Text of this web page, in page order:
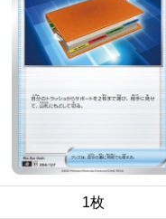
1枚